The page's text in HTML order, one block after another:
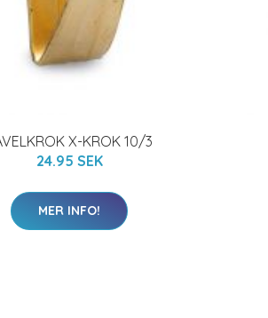
X-KROK 10/3
24.95 SEK
MER INFO!